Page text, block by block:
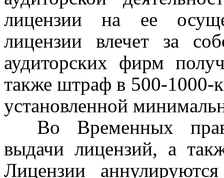
лицензии на ее
лицензии влечет за
аудиторских фирм
также штраф в 500-1000-
установленной
Во Временных
выдачи лицензий, а
Лицензии